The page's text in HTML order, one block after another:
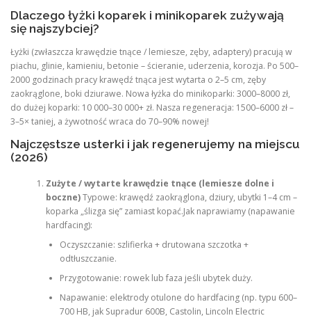
Dlaczego łyżki koparek i minikoparek zużywają
się najszybciej?
Łyżki (zwłaszcza krawędzie tnące / lemiesze, zęby, adaptery) pracują w
piachu, glinie, kamieniu, betonie – ścieranie, uderzenia, korozja. Po 500–
2000 godzinach pracy krawędź tnąca jest wytarta o 2–5 cm, zęby
zaokrąglone, boki dziurawe. Nowa łyżka do minikoparki: 3000–8000 zł,
do dużej koparki: 10 000–30 000+ zł. Nasza regeneracja: 1500–6000 zł –
3–5× taniej, a żywotność wraca do 70–90% nowej!
Najczęstsze usterki i jak regenerujemy na miejscu
(2026)
Zużyte / wytarte krawędzie tnące (lemiesze dolne i
boczne)Typowe: krawędź zaokrąglona, dziury, ubytki 1–4 cm –
koparka „ślizga się” zamiast kopać.Jak naprawiamy (napawanie
hardfacing):
Oczyszczanie: szlifierka + drutowana szczotka +
odtłuszczanie.
Przygotowanie: rowek lub faza jeśli ubytek duży.
Napawanie: elektrody otulone do hardfacing (np. typu 600–
700 HB, jak Supradur 600B, Castolin, Lincoln Electric